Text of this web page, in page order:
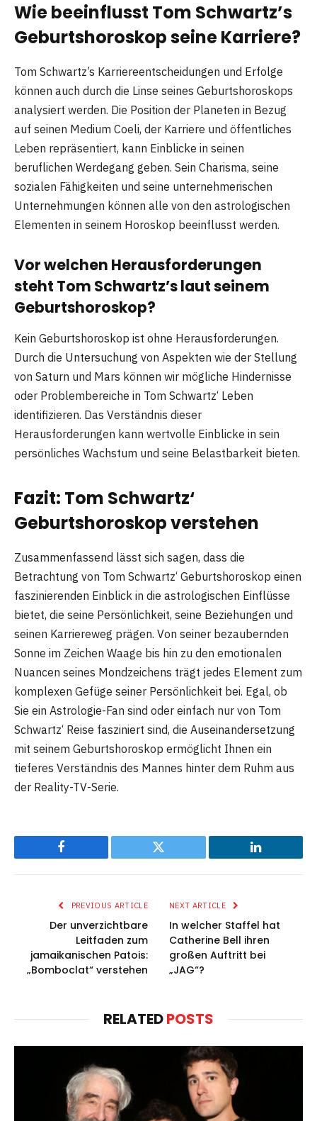
Wie beeinflusst Tom Schwartz’s
Geburtshoroskop seine Karriere?
Tom Schwartz’s Karriereentscheidungen und Erfolge
können auch durch die Linse seines Geburtshoroskops
analysiert werden. Die Position der Planeten in Bezug
auf seinen Medium Coeli, der Karriere und öffentliches
Leben repräsentiert, kann Einblicke in seinen
beruflichen Werdegang geben. Sein Charisma, seine
sozialen Fähigkeiten und seine unternehmerischen
Unternehmungen können alle von den astrologischen
Elementen in seinem Horoskop beeinflusst werden.
Vor welchen Herausforderungen
steht Tom Schwartz’s laut seinem
Geburtshoroskop?
Kein Geburtshoroskop ist ohne Herausforderungen.
Durch die Untersuchung von Aspekten wie der Stellung
von Saturn und Mars können wir mögliche Hindernisse
oder Problembereiche in Tom Schwartz‘ Leben
identifizieren. Das Verständnis dieser
Herausforderungen kann wertvolle Einblicke in sein
persönliches Wachstum und seine Belastbarkeit bieten.
Fazit: Tom Schwartz‘
Geburtshoroskop verstehen
Zusammenfassend lässt sich sagen, dass die
Betrachtung von Tom Schwartz‘ Geburtshoroskop einen
faszinierenden Einblick in die astrologischen Einflüsse
bietet, die seine Persönlichkeit, seine Beziehungen und
seinen Karriereweg prägen. Von seiner bezaubernden
Sonne im Zeichen Waage bis hin zu den emotionalen
Nuancen seines Mondzeichens trägt jedes Element zum
komplexen Gefüge seiner Persönlichkeit bei. Egal, ob
Sie ein Astrologie-Fan sind oder einfach nur von Tom
Schwartz‘ Reise fasziniert sind, die Auseinandersetzung
mit seinem Geburtshoroskop ermöglicht Ihnen ein
tieferes Verständnis des Mannes hinter dem Ruhm aus
der Reality-TV-Serie.
Facebook Twitter LinkedIn
PREVIOUS ARTICLE
Der unverzichtbare
Leitfaden zum
jamaikanischen Patois:
„Bomboclat“ verstehen
NEXT ARTICLE
In welcher Staffel hat
Catherine Bell ihren
großen Auftritt bei
„JAG“?
RELATEDPOSTS